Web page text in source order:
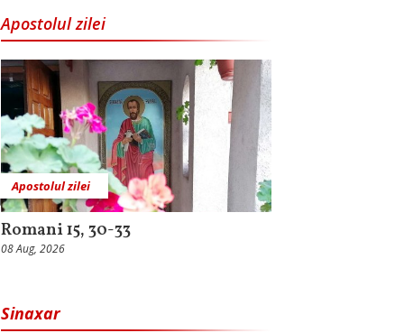
Apostolul zilei
Apostolul zilei
Romani 15, 30-33
08 Aug, 2026
Sinaxar